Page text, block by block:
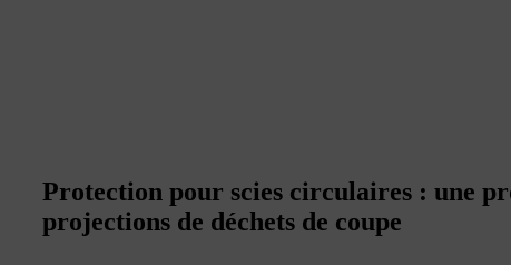
Protection pour scies circulaires : une
projections de déchets de coupe